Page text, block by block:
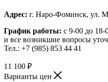
Адрес: г. Наро-Фоминск, ул.
График работы: с 9-00 до 18-
и все возникшие вопросы
Тел.: +7 (985) 853 44 41
11 100 ₽
Варианты цен